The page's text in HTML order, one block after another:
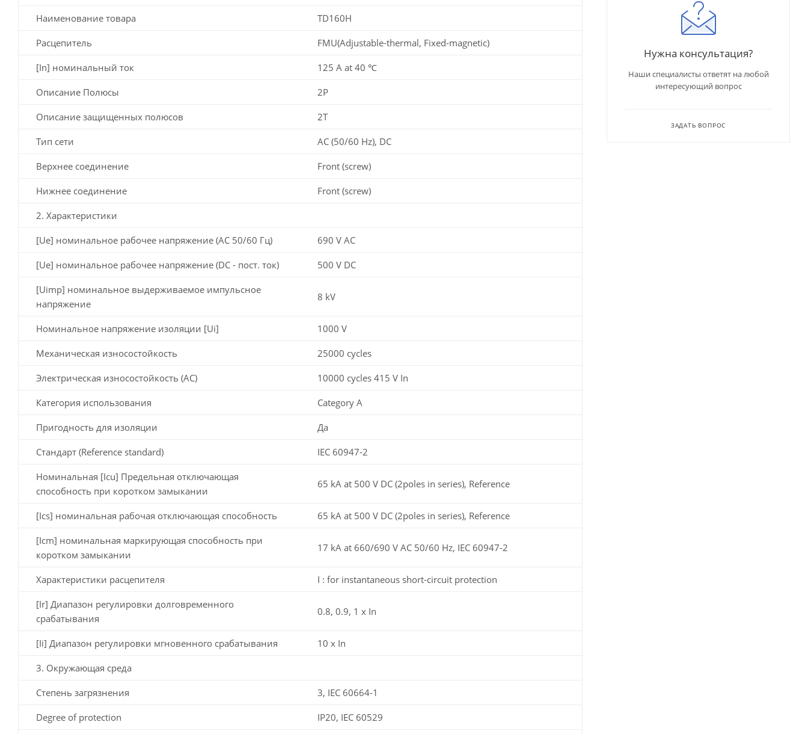
Наименование товара TD160H
Расцепитель FMU(Adjustable-thermal, Fixed-magnetic)
[In] номинальный ток 125 A at 40 ℃
Описание Полюсы 2P
Описание защищенных полюсов 2T
Тип сети AC (50/60 Hz), DC
Верхнее соединение Front (screw)
Нижнее соединение Front (screw)
2. Характеристики
[Ue] номинальное рабочее напряжение (AC 50/60 Гц) 690 V AC
[Ue] номинальное рабочее напряжение (DC - пост. ток) 500 V DC
[Uimp] номинальное выдерживаемое импульсное
напряжение
8 kV
Номинальное напряжение изоляции [Ui] 1000 V
Механическая износостойкость 25000 cycles
Электрическая износостойкость (AC) 10000 cycles 415 V In
Категория использования Category A
Пригодность для изоляции Да
Стандарт (Reference standard) IEC 60947-2
Номинальная [Icu] Предельная отключающая
способность при коротком замыкании
65 kA at 500 V DC (2poles in series), Reference
[Ics] номинальная рабочая отключающая способность 65 kA at 500 V DC (2poles in series), Reference
[Icm] номинальная маркирующая способность при
коротком замыкании
17 kA at 660/690 V AC 50/60 Hz, IEC 60947-2
Характеристики расцепителя I : for instantaneous short-circuit protection
[Ir] Диапазон регулировки долговременного
срабатывания
0.8, 0.9, 1 x In
[Ii] Диапазон регулировки мгновенного срабатывания 10 x In
3. Окружающая среда
Степень загрязнения 3, IEC 60664-1
Degree of protection IP20, IEC 60529
Нужна консультация?
Наши специалисты ответят на любой
интересующий вопрос
ЗАДАТЬ ВОПРОС